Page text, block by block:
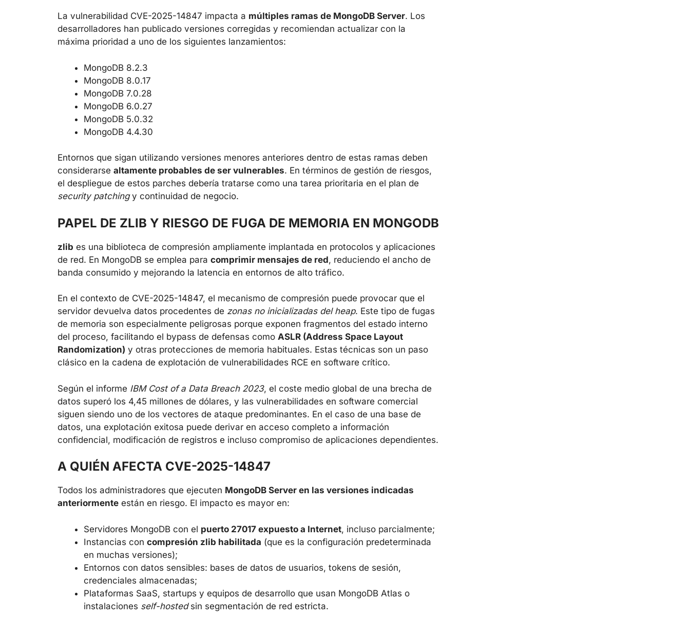
La vulnerabilidad CVE-2025-14847 impacta a múltiples ramas de MongoDB Server. Los
desarrolladores han publicado versiones corregidas y recomiendan actualizar con la
máxima prioridad a uno de los siguientes lanzamientos:
MongoDB 8.2.3
MongoDB 8.0.17
MongoDB 7.0.28
MongoDB 6.0.27
MongoDB 5.0.32
MongoDB 4.4.30
Entornos que sigan utilizando versiones menores anteriores dentro de estas ramas deben
considerarse altamente probables de ser vulnerables. En términos de gestión de riesgos,
el despliegue de estos parches debería tratarse como una tarea prioritaria en el plan de
security patchingy continuidad de negocio.
PAPEL DE ZLIB Y RIESGO DE FUGA DE MEMORIA EN MONGODB
zlib es una biblioteca de compresión ampliamente implantada en protocolos y aplicaciones
de red. En MongoDB se emplea para comprimir mensajes de red, reduciendo el ancho de
banda consumido y mejorando la latencia en entornos de alto tráfico.
En el contexto de CVE-2025-14847, el mecanismo de compresión puede provocar que el
servidor devuelva datos procedentes de zonas no inicializadas del heap. Este tipo de fugas
de memoria son especialmente peligrosas porque exponen fragmentos del estado interno
del proceso, facilitando el bypass de defensas como ASLR (Address Space Layout
Randomization) y otras protecciones de memoria habituales. Estas técnicas son un paso
clásico en la cadena de explotación de vulnerabilidades RCE en software crítico.
Según el informe IBM Cost of a Data Breach 2023, el coste medio global de una brecha de
datos superó los 4,45 millones de dólares, y las vulnerabilidades en software comercial
siguen siendo uno de los vectores de ataque predominantes. En el caso de una base de
datos, una explotación exitosa puede derivar en acceso completo a información
confidencial, modificación de registros e incluso compromiso de aplicaciones dependientes.
A QUIÉN AFECTA CVE-2025-14847
Todos los administradores que ejecuten MongoDB Server en las versiones indicadas
anteriormente están en riesgo. El impacto es mayor en:
Servidores MongoDB con el puerto 27017 expuesto a Internet, incluso parcialmente;
Instancias con compresión zlib habilitada (que es la configuración predeterminada
en muchas versiones);
Entornos con datos sensibles: bases de datos de usuarios, tokens de sesión,
credenciales almacenadas;
Plataformas SaaS, startups y equipos de desarrollo que usan MongoDB Atlas o
instalaciones self-hostedsin segmentación de red estricta.